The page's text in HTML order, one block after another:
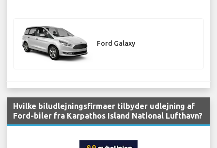
Ford Galaxy
Hvilke biludlejningsfirmaer tilbyder udlejning af
Ford-biler fra Karpathos Island National Lufthavn?